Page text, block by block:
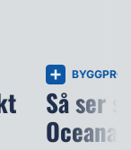
Så ser
Oceana